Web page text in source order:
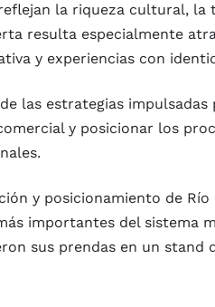
la riqueza cultural, la
resulta especialmente
y experiencias con
las estrategias impulsadas
y posicionar los
y posicionamiento de
importantes del sistema
sus prendas en un stand